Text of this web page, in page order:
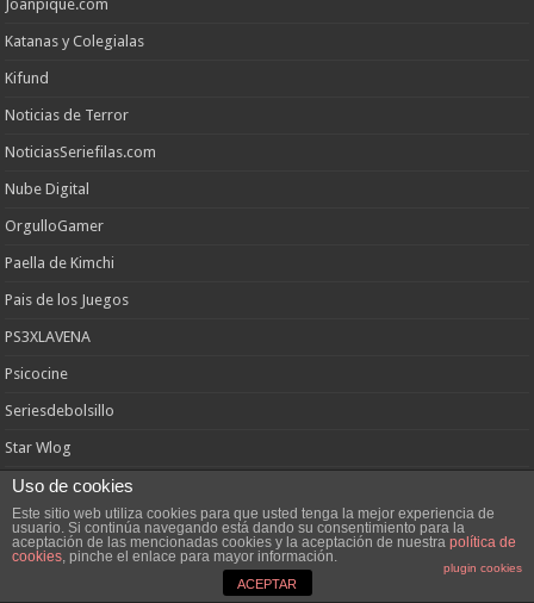
Joanpique.com
Katanas y Colegialas
Kifund
Noticias de Terror
NoticiasSeriefilas.com
Nube Digital
OrgulloGamer
Paella de Kimchi
Pais de los Juegos
PS3XLAVENA
Psicocine
Seriesdebolsillo
Star Wlog
Subsplotation
Suxinsu
Tanakaseries
Uso de cookies
Este sitio web utiliza cookies para que usted tenga la mejor experiencia de
usuario. Si continúa navegando está dando su consentimiento para la
aceptación de las mencionadas cookies y la aceptación de nuestra política de
cookies, pinche el enlace para mayor información.
plugin cookies
ACEPTAR